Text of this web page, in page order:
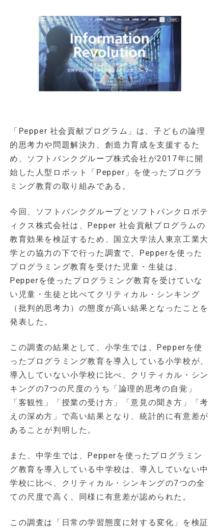
「Pepper 社会貢献プログラム」は、子どもの論理
的思考力や問題解決力、創造力育成を支援するた
め、ソフトバンクグループ株式会社が2017年に開
始した人型ロボット「Pepper」を使ったプログラ
ミング教育の取り組みである。
今回、ソフトバンクグループとソフトバンクロボテ
ィクス株式会社は、Pepper 社会貢献プログラムの
教育効果を検証するため、国立大学法人東京工業大
学との協力の下で行った調査で、Pepperを使った
プログラミング教育を受けた児童・生徒は、
Pepperを使ったプログラミング教育を受けていな
い児童・生徒と比べてクリティカル・シンキング
（批判的思考力）の態度が高い結果となったことを
発表した。
この調査の結果として、小学生では、Pepperを使
ったプログラミング教育を導入している小学校が、
導入していない小学校に比べ、クリティカル・シン
キングの7つの尺度のうち「論理的思考の自覚」
「客観性」「授業の受け方」「意見の聞き方」「考
えの深め方」で高い結果となり、統計的に有意差が
あることが判明した。
また、中学生では、Pepperを使ったプログラミン
グ教育を導入している中学校は、導入していない中
学校に比べ、クリティカル・シンキングの7つの全
ての尺度で高く、同様に有意差が認められた。
この調査は「日常の学習態度に対する変化」を検証